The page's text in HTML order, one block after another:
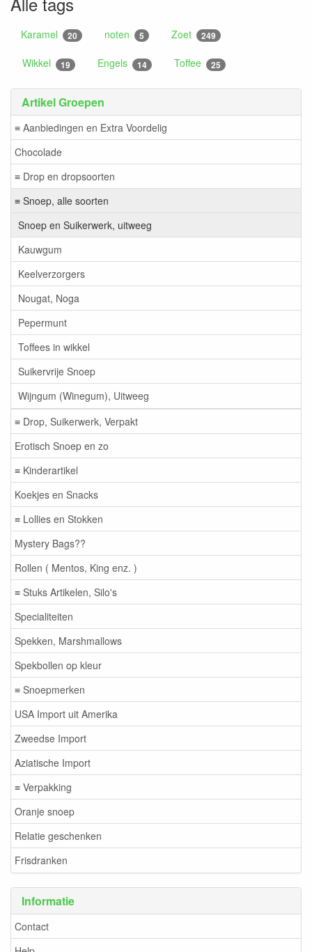
Artikel Groepen
≡ Aanbiedingen en Extra Voordelig
Chocolade
≡ Drop en dropsoorten
≡ Snoep, alle soorten
Snoep en Suikerwerk, uitweeg
Kauwgum
Keelverzorgers
Nougat, Noga
Pepermunt
Toffees in wikkel
Suikervrije Snoep
Wijngum (Winegum), Uitweeg
≡ Drop, Suikerwerk, Verpakt
Erotisch Snoep en zo
≡ Kinderartikel
Koekjes en Snacks
≡ Lollies en Stokken
Mystery Bags??
Rollen ( Mentos, King enz. )
≡ Stuks Artikelen, Silo's
Specialiteiten
Spekken, Marshmallows
Spekbollen op kleur
≡ Snoepmerken
USA Import uit Amerika
Zweedse Import
Aziatische Import
≡ Verpakking
Oranje snoep
Relatie geschenken
Frisdranken
Informatie
Contact
Karamel 20 noten 5 Zoet 249
Wikkel 19 Engels 14 Toffee 25